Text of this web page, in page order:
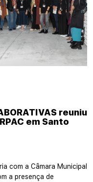
reuniu
em Santo
com a Câmara Municipal
a presença de